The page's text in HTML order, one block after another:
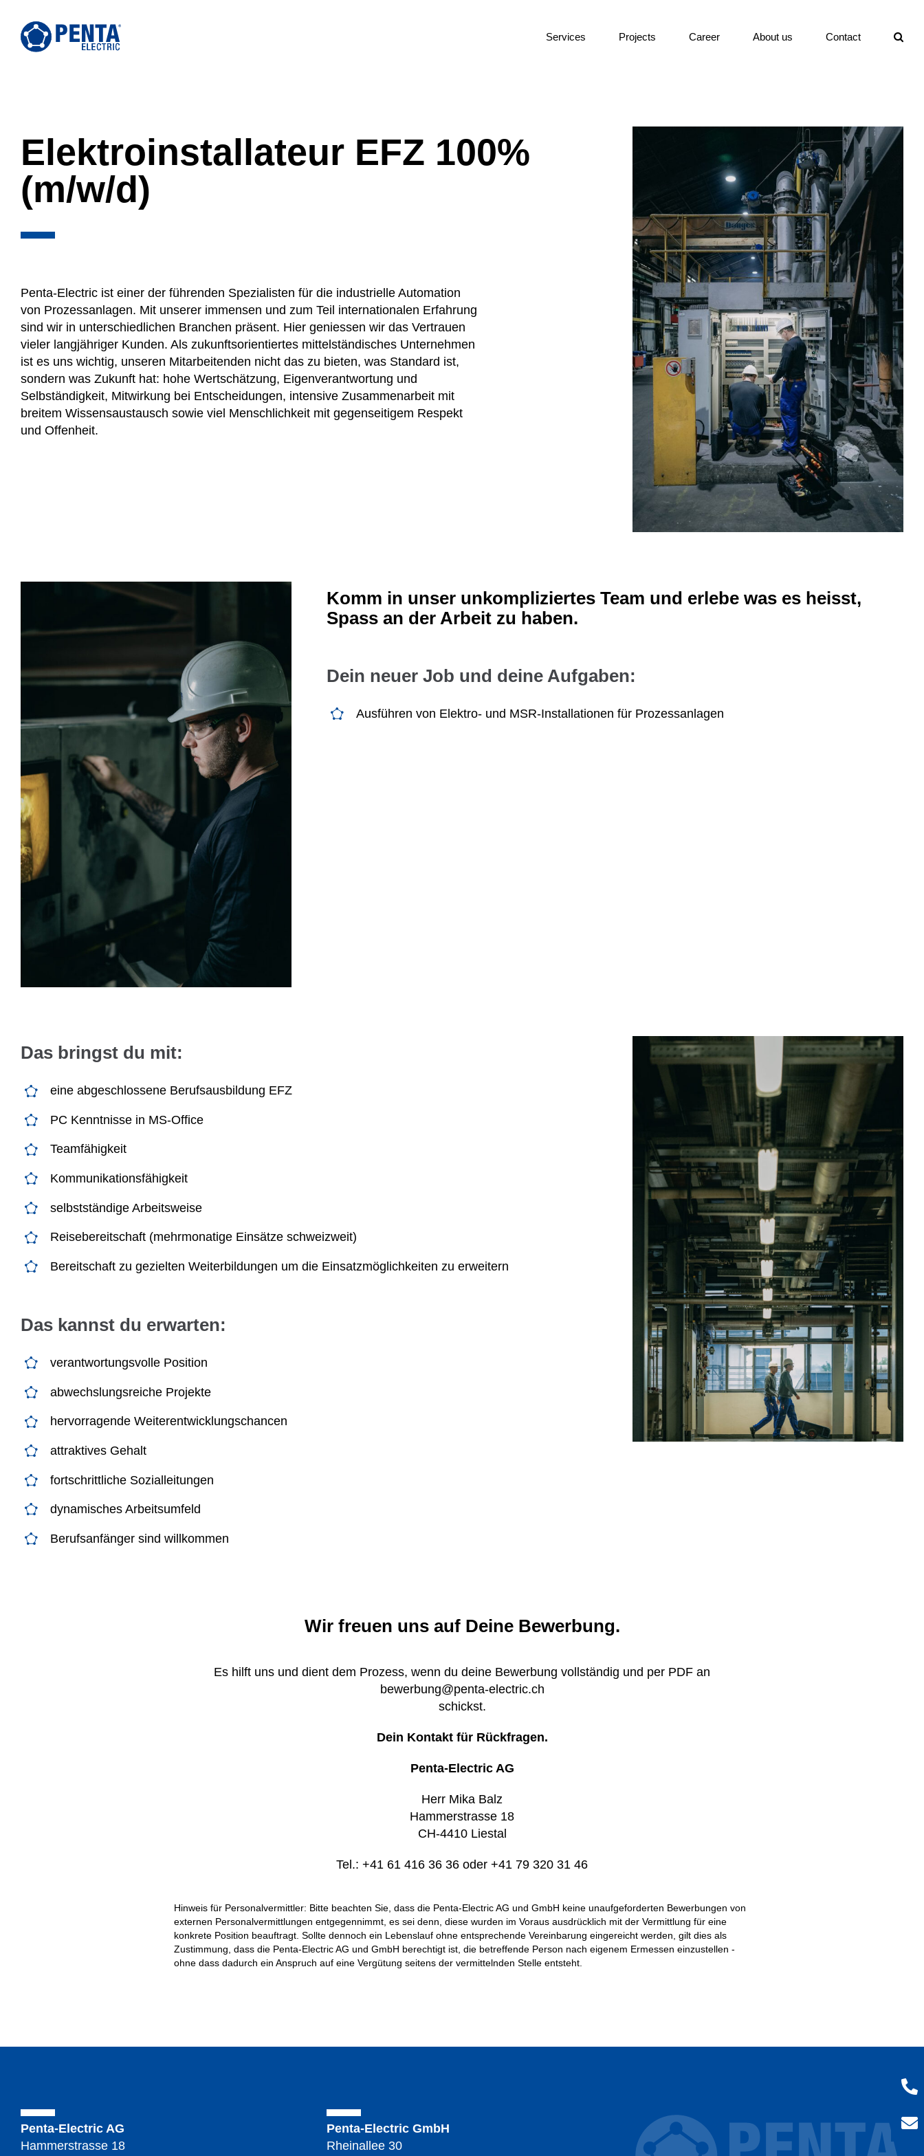
content
Services Projects Career About us Contact
Elektroinstallateur EFZ 100%
(m/w/d)
Penta-Electric ist einer der führenden Spezialisten für die industrielle Automation
von Prozessanlagen. Mit unserer immensen und zum Teil internationalen Erfahrung
sind wir in unterschiedlichen Branchen präsent. Hier geniessen wir das Vertrauen
vieler langjähriger Kunden. Als zukunftsorientiertes mittelständisches Unternehmen
ist es uns wichtig, unseren Mitarbeitenden nicht das zu bieten, was Standard ist,
sondern was Zukunft hat: hohe Wertschätzung, Eigenverantwortung und
Selbständigkeit, Mitwirkung bei Entscheidungen, intensive Zusammenarbeit mit
breitem Wissensaustausch sowie viel Menschlichkeit mit gegenseitigem Respekt
und Offenheit.
Komm in unser unkompliziertes Team und erlebe was es heisst,
Spass an der Arbeit zu haben.
Dein neuer Job und deine Aufgaben:
Ausführen von Elektro- und MSR-Installationen für Prozessanlagen
Das bringst du mit:
eine abgeschlossene Berufsausbildung EFZ
PC Kenntnisse in MS-Office
Teamfähigkeit
Kommunikationsfähigkeit
selbstständige Arbeitsweise
Reisebereitschaft (mehrmonatige Einsätze schweizweit)
Bereitschaft zu gezielten Weiterbildungen um die Einsatzmöglichkeiten zu erweitern
Das kannst du erwarten:
verantwortungsvolle Position
abwechslungsreiche Projekte
hervorragende Weiterentwicklungschancen
attraktives Gehalt
fortschrittliche Sozialleitungen
dynamisches Arbeitsumfeld
Berufsanfänger sind willkommen
Wir freuen uns auf Deine Bewerbung.
Es hilft uns und dient dem Prozess, wenn du deine Bewerbung vollständig und per PDF an
bewerbung@penta-electric.ch
schickst.
Dein Kontakt für Rückfragen.
Penta-Electric AG
Herr Mika Balz
Hammerstrasse 18
CH-4410 Liestal
Tel.: +41 61 416 36 36 oder +41 79 320 31 46
Hinweis für Personalvermittler: Bitte beachten Sie, dass die Penta-Electric AG und GmbH keine unaufgeforderten Bewerbungen von
externen Personalvermittlungen entgegennimmt, es sei denn, diese wurden im Voraus ausdrücklich mit der Vermittlung für eine
konkrete Position beauftragt. Sollte dennoch ein Lebenslauf ohne entsprechende Vereinbarung eingereicht werden, gilt dies als
Zustimmung, dass die Penta-Electric AG und GmbH berechtigt ist, die betreffende Person nach eigenem Ermessen einzustellen -
ohne dass dadurch ein Anspruch auf eine Vergütung seitens der vermittelnden Stelle entsteht.
Penta-Electric AG
Hammerstrasse 18
Penta-Electric GmbH
Rheinallee 30